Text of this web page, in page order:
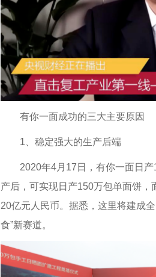
有你一面成功的三大主要原因
1、稳定强大的生产后端
2020年4月17日，有你一面日
产后，可实现日产150万包单面饼
20亿元人民币。据悉，这里将建成
食”新赛道。